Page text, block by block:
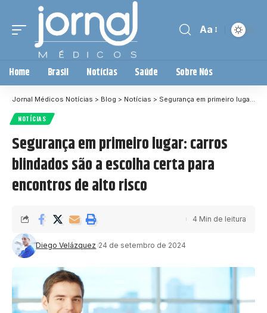
Aa
Home Brasil Notícias Saúde Sobre Nós
Jornal Médicos Notícias > Blog > Notícias > Segurança em primeiro lugar: carros blindados são a escolha certa para encontros de alto risco
NOTÍCIAS
Segurança em primeiro lugar: carros
blindados são a escolha certa para
encontros de alto risco
Diego Velázquez 24 de setembro de 2024
4 Min de leitura